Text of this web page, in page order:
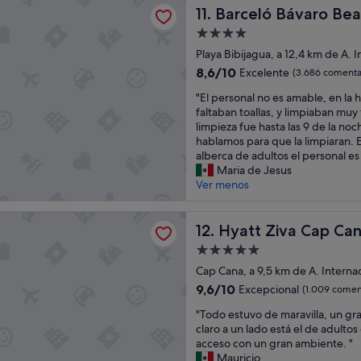
n
o
a
l
s
r
e
s
e
r
v
i
o
n
e
s
e
l
a
a
s
n
s
t
a
l
a
c
i
o
n
d
s
p
a
o
e
n
o
R
a
ú
,
e
x
c
e
l
e
n
s
e
r
v
i
c
i
o
"
l
m
p
a
y
a
t
e
n
c
i
e
x
e
l
e
n
t
e
"
a
a
c
i
n
e
s
b
o
i
s
u
n
i
o
n
11. Barceló Bávaro
Barceló Bávaro Beach -
Alojamiento
de
4.0 estrellas
Playa Bibijagua, a 12,4 km de A.
8.6
10,
Excelente,
(3.686 comentarios)
8,6/10 Excelente (3.686
"
E
l
p
e
r
s
a
n
o
e
a
m
a
"El personal no es amable, en la
faltaban toallas, y limpiaban
limpieza fue hasta las 9 de la
hablamos para que la limpiaran.
alberca de adultos el personal
Maria de Jesus
Ver menos
12. Hyatt Ziva Cap
Hyatt Ziva Cap Cana - All
Alojamiento
de
5.0 estrellas
Cap Cana, a 9,5 km de A.
9.6
10,
Excepcional,
(1.009 comentarios)
9,6/10 Excepcional (1.009
"
T
o
d
"Todo estuvo de maravilla, un
claro a un lado está el de
acceso con un gran ambiente. "
Mauricio